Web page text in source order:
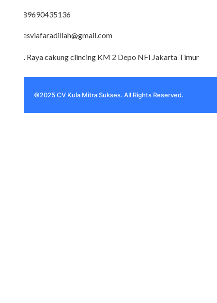
089690435136
desviafaradillah@gmail.com
Jl. Raya cakung clincing KM 2 Depo NFI Jakarta Timur
©2025 CV Kula Mitra Sukses. All Rights Reserved.